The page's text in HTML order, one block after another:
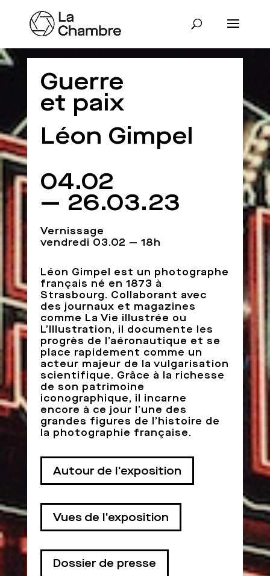
Guerre
et paix
Léon Gimpel
04.02
— 26.03.23
Vernissage
vendredi 03.02 — 18h
Léon Gimpel est un photographe
français né en 1873 à
Strasbourg. Collaborant avec
des journaux et magazines
comme La Vie illustrée ou
L’Illustration, il documente les
progrès de l’aéronautique et se
place rapidement comme un
acteur majeur de la vulgarisation
scientifique. Grâce à la richesse
de son patrimoine
iconographique, il incarne
encore à ce jour l’une des
grandes figures de l’histoire de
la photographie française.
Autour de l'exposition
Vues de l'exposition
Dossier de presse